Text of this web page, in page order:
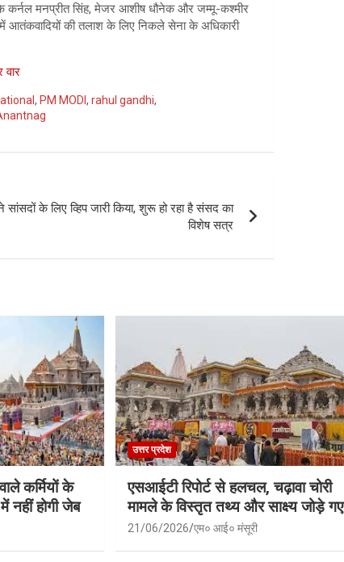
कर्नल मनप्रीत सिंह, मेजर आशीष धौनेक और जम्मू-कश्मीर
आतंकवादियों की तलाश के लिए निकले सेना के अधिकारी
वार
, PM MODI , rahul gandhi,
सांसदों के लिए व्हिप जारी किया, शुरू हो रहा है संसद का
विशेष सत्र
कर्मियों के
नहीं होगी जेब
उत्तर प्रदेश
एसआईटी रिपोर्ट से हलचल, चढ़ावा चोरी
मामले के विस्तृत तथ्य और साक्ष्य जोड़े गए
21/06/2026 एम० आई० मंसूरी